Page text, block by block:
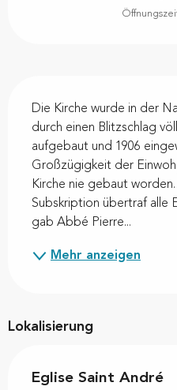
Die Kirche wurde in der
durch einen Blitzschlag
aufgebaut und 1906
Großzügigkeit der
Kirche nie gebaut
Subskription übertraf alle
gab Abbé Pierre...
Mehr anzeigen
Lokalisierung
Eglise Saint André